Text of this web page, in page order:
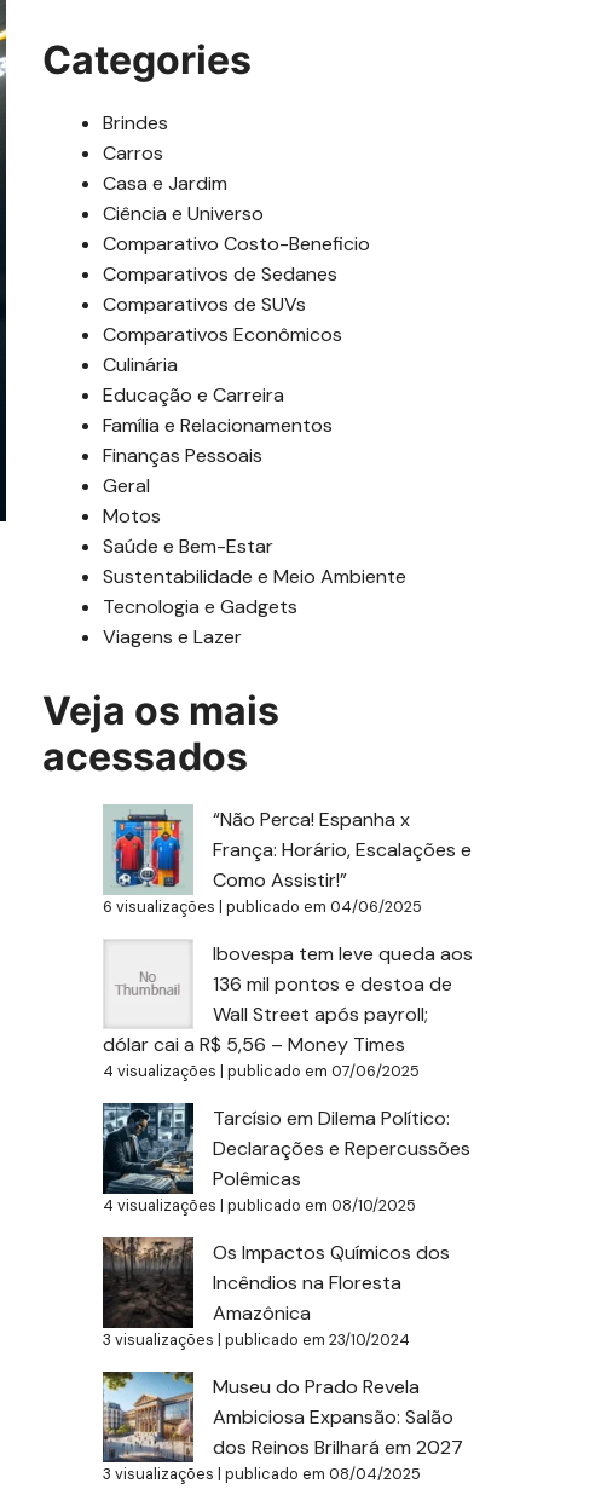
Categories
Brindes
Carros
Casa e Jardim
Ciência e Universo
Comparativo Costo-Beneficio
Comparativos de Sedanes
Comparativos de SUVs
Comparativos Econômicos
Culinária
Educação e Carreira
Família e Relacionamentos
Finanças Pessoais
Geral
Motos
Saúde e Bem-Estar
Sustentabilidade e Meio Ambiente
Tecnologia e Gadgets
Viagens e Lazer
Veja os mais
acessados
“Não Perca! Espanha x
França: Horário, Escalações e
Como Assistir!”
6 visualizações | publicado em 04/06/2025
Ibovespa tem leve queda aos
136 mil pontos e destoa de
Wall Street após payroll;
dólar cai a R$ 5,56 – Money Times
4 visualizações | publicado em 07/06/2025
Tarcísio em Dilema Político:
Declarações e Repercussões
Polêmicas
4 visualizações | publicado em 08/10/2025
Os Impactos Químicos dos
Incêndios na Floresta
Amazônica
3 visualizações | publicado em 23/10/2024
Museu do Prado Revela
Ambiciosa Expansão: Salão
dos Reinos Brilhará em 2027
3 visualizações | publicado em 08/04/2025